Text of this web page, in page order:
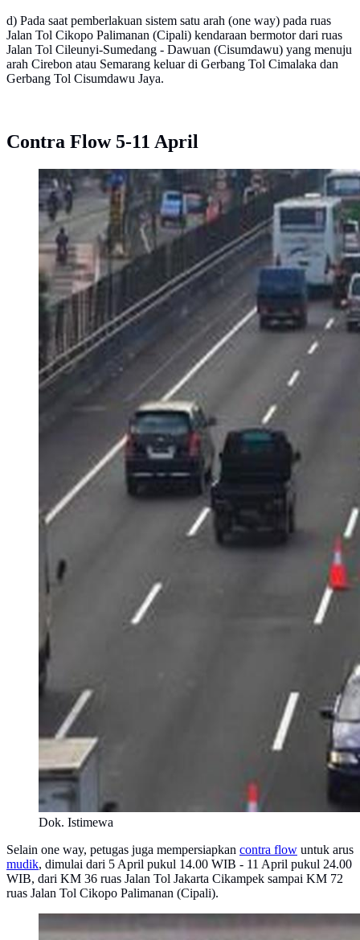
d) Pada saat pemberlakuan sistem satu arah (one way) pada ruas
Jalan Tol Cikopo Palimanan (Cipali) kendaraan bermotor dari ruas
Jalan Tol Cileunyi-Sumedang - Dawuan (Cisumdawu) yang menuju
arah Cirebon atau Semarang keluar di Gerbang Tol Cimalaka dan
Gerbang Tol Cisumdawu Jaya.
Contra Flow 5-11 April
Dok. Istimewa
Selain one way, petugas juga mempersiapkan contra flow untuk arus
mudik, dimulai dari 5 April pukul 14.00 WIB - 11 April pukul 24.00
WIB, dari KM 36 ruas Jalan Tol Jakarta Cikampek sampai KM 72
ruas Jalan Tol Cikopo Palimanan (Cipali).